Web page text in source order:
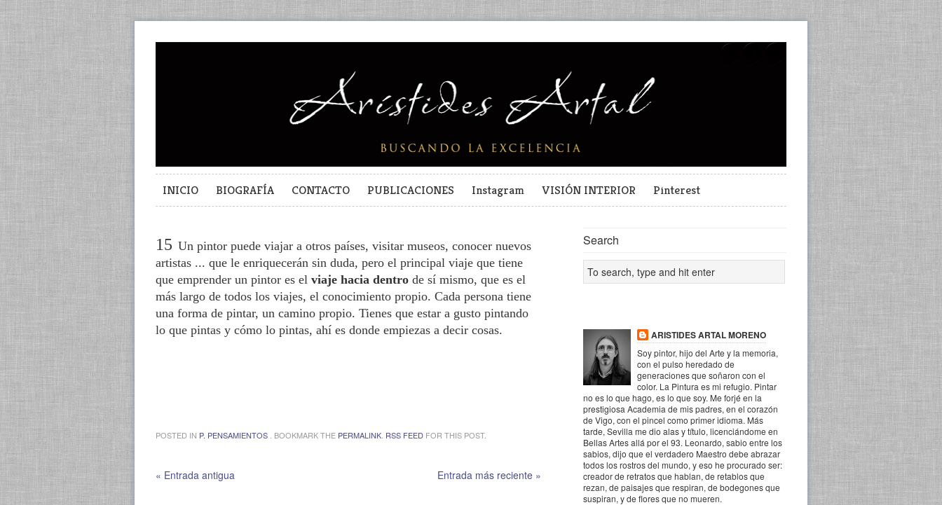
INICIO BIOGRAFÍA CONTACTO PUBLICACIONES Instagram VISIÓN INTERIOR Pinterest
15 Un pintor puede viajar a otros países, visitar museos, conocer nuevos
artistas ... que le enriquecerán sin duda, pero el principal viaje que tiene
que emprender un pintor es el viaje hacia dentro de sí mismo, que es el
más largo de todos los viajes, el conocimiento propio. Cada persona tiene
una forma de pintar, un camino propio. Tienes que estar a gusto pintando
lo que pintas y cómo lo pintas, ahí es donde empiezas a decir cosas.
.
POSTED IN P. PENSAMIENTOS . BOOKMARK THE PERMALINK RSS FEED FOR THIS POST.
Entrada más reciente »
« Entrada antigua
Search
ARISTIDES ARTAL MORENO
Soy pintor, hijo del Arte y la memoria,
con el pulso heredado de
generaciones que soñaron con el
color. La Pintura es mi refugio. Pintar
no es lo que hago, es lo que soy. Me forjé en la
prestigiosa Academia de mis padres, en el corazón
de Vigo, con el pincel como primer idioma. Más
tarde, Sevilla me dio alas y título, licenciándome en
Bellas Artes allá por el 93. Leonardo, sabio entre los
sabios, dijo que el verdadero Maestro debe abrazar
todos los rostros del mundo, y eso he procurado ser:
creador de retratos que hablan, de retablos que
rezan, de paisajes que respiran, de bodegones que
suspiran, y de flores que no mueren.